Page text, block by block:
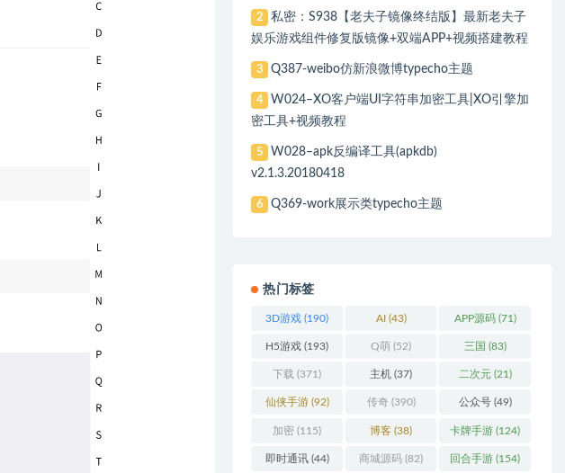
2
私密：S938【老夫子镜像终结版】最新老夫子
娱乐游戏组件修复版镜像+双端APP+视频搭建教程
3 Q387-weibo仿新浪微博typecho主题
4
W024–XO客户端UI字符串加密工具|XO引擎加
密工具+视频教程
5
W028–apk反编译工具(apkdb)
v2.1.3.20180418
6 Q369-work展示类typecho主题
热门标签
3D游戏 (190) AI(43) APP源码(71)
H5游戏 (193) Q萌 (52) 三国 (83)
下载 (371) 主机 (37) 二次元(21)
仙侠手游(92) 传奇(390) 公众号(49)
加密 (115) 博客 (38) 卡牌手游 (124)
即时通讯(44) 商城源码 (82) 回合手游 (154)